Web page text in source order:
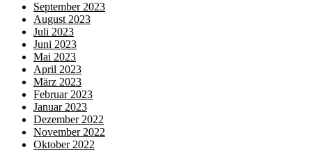
September 2023
August 2023
Juli 2023
Juni 2023
Mai 2023
April 2023
März 2023
Februar 2023
Januar 2023
Dezember 2022
November 2022
Oktober 2022